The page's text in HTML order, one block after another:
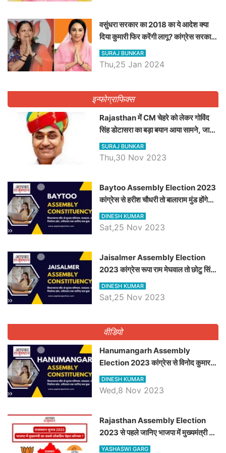
वसुंधरा सरकार का 2018 का ये आदेश क्या
दिया कुमारी फिर करेंगी लागू? कांग्रेस सरकार
ने किया था निरस्त
SURAJ BUNKAR
Thu,25 Jan 2024
इन्फोग्राफिक्स
Rajasthan में CM चेहरे को लेकर गोविंद
सिंह डोटासरा का बड़ा बयान आया सामने, जानें
विचार
SURAJ BUNKAR
Thu,30 Nov 2023
Baytoo Assembly Election 2023
कांग्रेस से हरीश चौधरी तो बालाराम मुंड होंगे
भाजपा उम्मीदवार, जानिये बायतू विधानसभा
सीट के ताजा समीकरण
DINESH KUMAR
Sat,25 Nov 2023
​​​​​​​Jaisalmer Assembly Election
2023 कांग्रेस रूपा राम मेघवाल तो छोटु सिंह
भाटी होंगे भाजपा उम्मीदवार, जानिये जैसलमेर
विधानसभा सीट के ताजा समीकरण
DINESH KUMAR
Sat,25 Nov 2023
वीडियो
Hanumangarh Assembly
Election 2023 कांग्रेस से विनोद कुमार
चौधरी तो अमित चौधरी होंगे भाजपा उम्मीदवार,
जानिये हनुमानगढ़ विधानसभा सीट के ताजा
DINESH KUMAR
Wed,8 Nov 2023
Rajasthan Assembly Election
2023 से पहले जानिए भाजपा में मुख्यमंत्री का
सबसे लोकप्रिय चेहरा कौनसा ?
YASHASWI GARG